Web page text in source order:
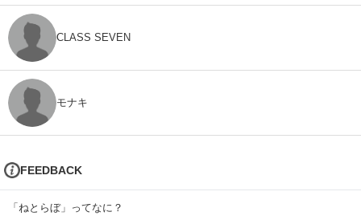
CLASS SEVEN
モナキ
FEEDBACK
「ねとらぼ」ってなに？